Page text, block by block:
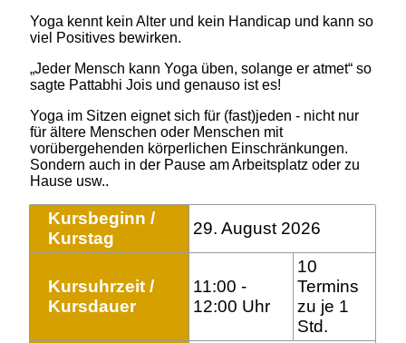
Yoga kennt kein Alter und kein Handicap und kann so
viel Positives bewirken.
„Jeder Mensch kann Yoga üben, solange er atmet“ so
sagte Pattabhi Jois und genauso ist es!
Yoga im Sitzen eignet sich für (fast)jeden - nicht nur
für ältere Menschen oder Menschen mit
vorübergehenden körperlichen Einschränkungen.
Sondern auch in der Pause am Arbeitsplatz oder zu
Hause usw..
Kursbeginn /
Kurstag
29. August 2026
Kursuhrzeit /
Kursdauer
11:00 -
12:00 Uhr
10
Termins
zu je 1
Std.